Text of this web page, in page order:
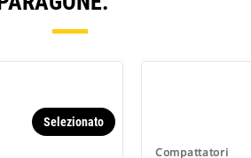
Selezionato
Compattatori